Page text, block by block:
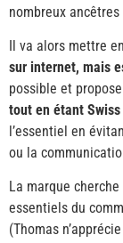
nombreux
Il va alors mettre
sur internet, mais
possible et
tout en étant Swiss
l’essentiel en
ou la
La marque
essentiels du
(Thomas